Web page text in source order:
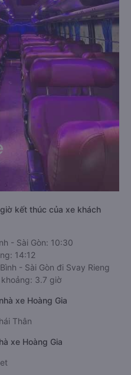
kết thúc của xe khách
- Sài Gòn: 10:30
14:12
- Sài Gòn đi Svay Rieng
khoảng: 3.7 giờ
xe Hoàng Gia
Thân
xe Hoàng Gia